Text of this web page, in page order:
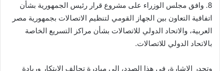
8. وافق مجلس الوزراء على مشروع قرار رئيس الجمهورية بشأن
اتفاقية التعاون بين الجهاز القومي لتنظيم الاتصالات بجمهورية مصر
العربية، والاتحاد الدولي للاتصالات بشأن مراكز التسريع الخاصة
بالاتحاد الدولي للاتصالات.
وتجدر الإشارة، في هذا الصدد، إلى مبادرة تحالف الابتكار وريادة